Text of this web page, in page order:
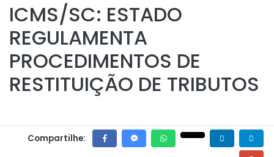
ICMS/SC: ESTADO
REGULAMENTA
PROCEDIMENTOS DE
RESTITUIÇÃO DE TRIBUTOS
Compartilhe: